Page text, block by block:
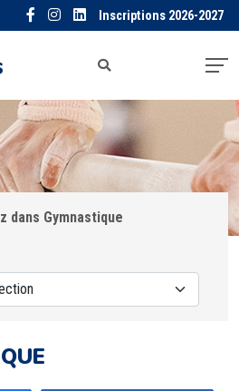
Inscriptions 2026-2027
dans Gymnastique